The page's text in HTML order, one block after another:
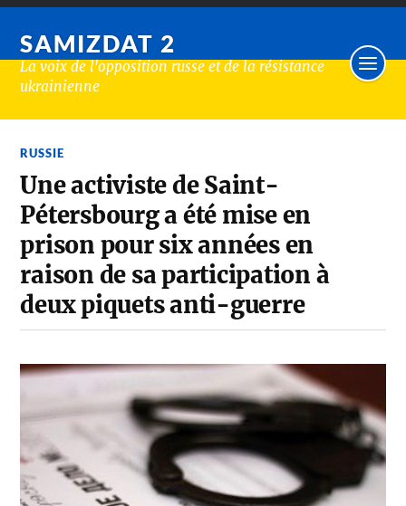
SAMIZDAT 2
La voix de l'opposition russe et de la résistance
ukrainienne
RUSSIE
Une activiste de Saint-
Pétersbourg a été mise en
prison pour six années en
raison de sa participation à
deux piquets anti-guerre